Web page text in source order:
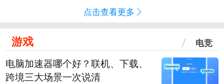
点击查看更多
游戏 电竞
电脑加速器哪个好？联机、下载、
跨境三大场景一次说清